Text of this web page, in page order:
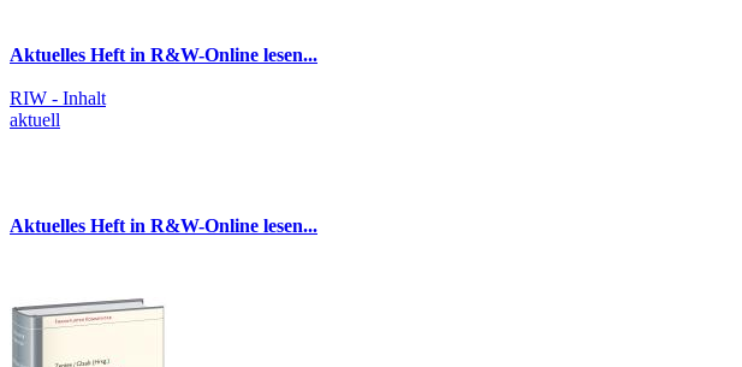
Aktuelles Heft in R&W-Online lesen...
RIW - Inhalt
aktuell
Aktuelles Heft in R&W-Online lesen...